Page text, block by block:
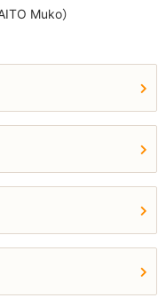
Muko）